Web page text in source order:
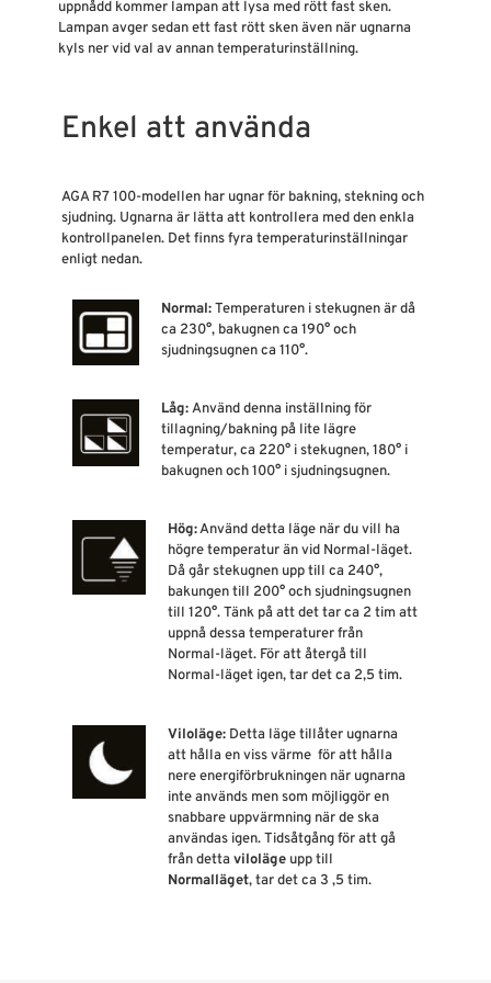
uppnådd kommer lampan att lysa med rött fast sken.
Lampan avger sedan ett fast rött sken även när ugnarna
kyls ner vid val av annan temperaturinställning.
Enkel att använda
AGA R7 100-modellen har ugnar för bakning, stekning och
sjudning. Ugnarna är lätta att kontrollera med den enkla
kontrollpanelen. Det finns fyra temperaturinställningar
enligt nedan.
Normal:Temperaturen i stekugnen är då
ca 230°, bakugnen ca 190° och
sjudningsugnen ca 110°.
Låg:Använd denna inställning för
tillagning/bakning på lite lägre
temperatur, ca 220° i stekugnen, 180° i
bakugnen och 100° i sjudningsugnen.
Hög:Använd detta läge när du vill ha
högre temperatur än vid Normal-läget.
Då går stekugnen upp till ca 240°,
bakungen till 200° och sjudningsugnen
till 120°. Tänk på att det tar ca 2 tim att
uppnå dessa temperaturer från
Normal-läget. För att återgå till
Normal-läget igen, tar det ca 2,5 tim.
Viloläge: Detta läge tillåter ugnarna
att hålla en viss värme för att hålla
nere energiförbrukningen när ugnarna
inte används men som möjliggör en
snabbare uppvärmning när de ska
användas igen. Tidsåtgång för att gå
från dettaviloläge upp till
Normalläget, tar det ca 3 ,5 tim.